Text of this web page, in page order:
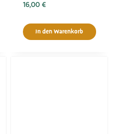
16,00 €
In den Warenkorb